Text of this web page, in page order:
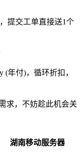
提交工单直接送1个
(年付)，循环折扣，
求，不妨趁此机会关
湖南移动服务器